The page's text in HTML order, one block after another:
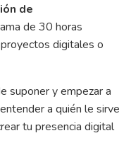
de
de 30 horas
digitales o
suponer y empezar a
a quién le sirve
tu presencia digital